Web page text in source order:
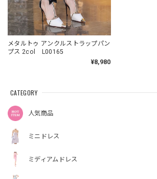
メタルトゥ アンクルストラップパン
プス 2col L00165
¥8,980
CATEGORY
人気商品
ミニドレス
ミディアムドレス